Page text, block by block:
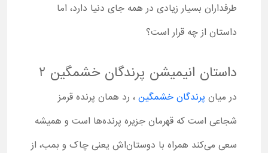
طرفداران بسیار زیادی در همه جای دنیا دارد، اما
داستان از چه قرار است؟
داستان انیمیشن پرندگان خشمگین 2
در میان پرندگان خشمگین ، رد همان پرنده قرمز
شجاعی است که قهرمان جزیره پرنده‌ها است و همیشه
سعی می‌کند همراه با دوستان‌اش یعنی چاک و بمب، از